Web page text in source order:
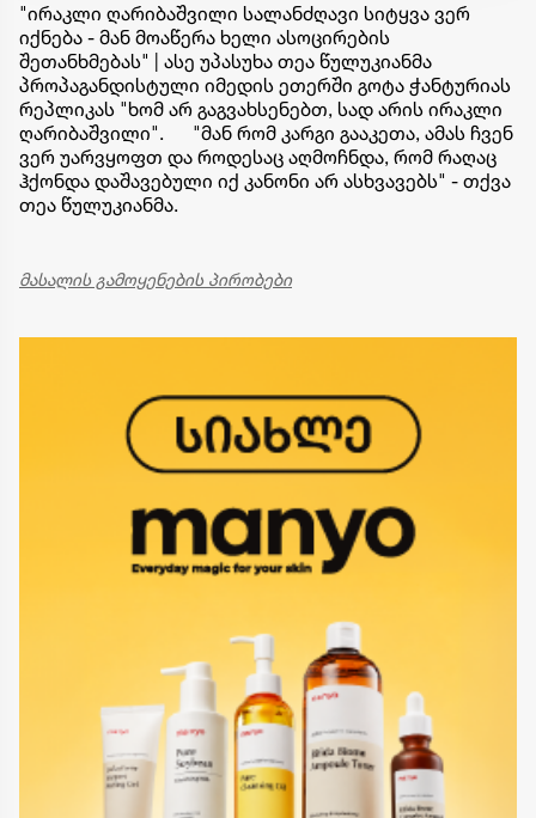
"ირაკლი ღარიბაშვილი სალანძღავი სიტყვა ვერ
იქნება - მან მოაწერა ხელი ასოცირების
შეთანხმებას" | ასე უპასუხა თეა წულუკიანმა
პროპაგანდისტული იმედის ეთერში გოტა ჭანტურიას
რეპლიკას "ხომ არ გაგვახსენებთ, სად არის ირაკლი
ღარიბაშვილი".
"მან რომ კარგი გააკეთა, ამას ჩვენ
ვერ უარვყოფთ და როდესაც აღმოჩნდა, რომ რაღაც
ჰქონდა დაშავებული იქ კანონი არ ასხვავებს" - თქვა
თეა წულუკიანმა.
მასალის გამოყენების პირობები